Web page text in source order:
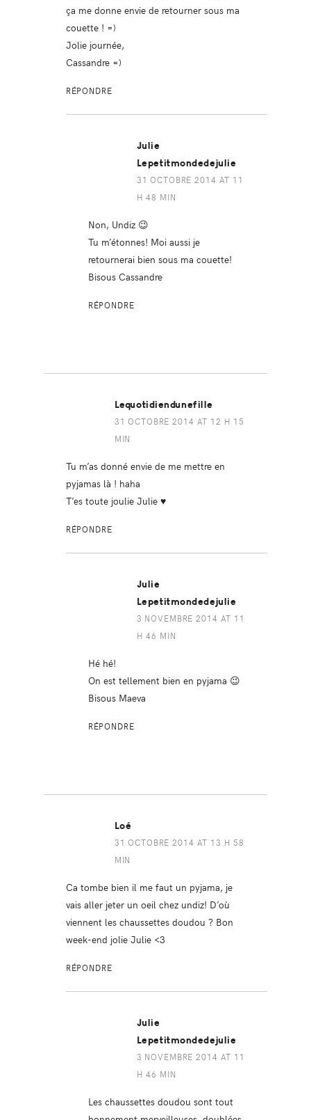
ça me donne envie de retourner sous ma
couette ! =)
Jolie journée,
Cassandre =)
RÉPONDRE
Julie
Lepetitmondedejulie
31 OCTOBRE 2014 AT 11
H 48 MIN
Non, Undiz 😉
Tu m’étonnes! Moi aussi je
retournerai bien sous ma couette!
Bisous Cassandre
RÉPONDRE
Lequotidiendunefille
31 OCTOBRE 2014 AT 12 H 15
MIN
Tu m’as donné envie de me mettre en
pyjamas là ! haha
T’es toute joulie Julie ♥
RÉPONDRE
Julie
Lepetitmondedejulie
3 NOVEMBRE 2014 AT 11
H 46 MIN
Hé hé!
On est tellement bien en pyjama 😉
Bisous Maeva
RÉPONDRE
Loé
31 OCTOBRE 2014 AT 13 H 58
MIN
Ca tombe bien il me faut un pyjama, je
vais aller jeter un oeil chez undiz! D’où
viennent les chaussettes doudou ? Bon
week-end jolie Julie <3
RÉPONDRE
Julie
Lepetitmondedejulie
3 NOVEMBRE 2014 AT 11
H 46 MIN
Les chaussettes doudou sont tout